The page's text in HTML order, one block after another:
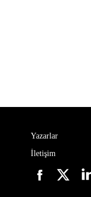
Yazarlar
İletişim